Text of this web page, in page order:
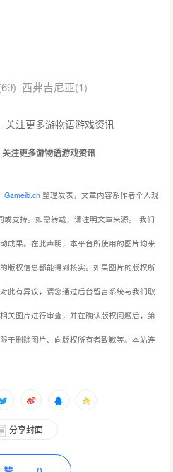
西弗吉尼亚(1)
注更多游物语游戏资讯
Gameib.cn 整理发表，文章内容系作者个人观
支持。如需转载，请注明文章来源。 我们
成果。在此声明，本平台所使用的图片均来
版权信息都能得到核实。如果图片的版权所
此有异议，请您通过后台留言系统与我们取
关图片进行审查，并在确认版权问题后，第
于删除图片、向版权所有者致歉等。本站连
分享封面